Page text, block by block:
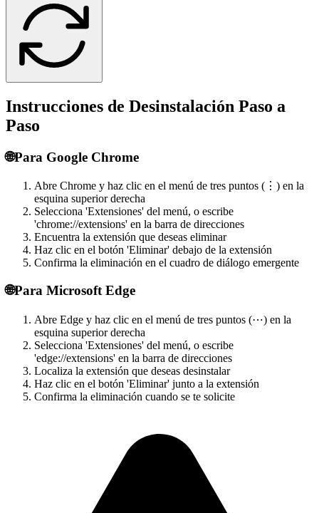
Instrucciones de Desinstalación Paso a
Paso
🌐Para Google Chrome
Abre Chrome y haz clic en el menú de tres puntos (⋮) en la
esquina superior derecha
Selecciona 'Extensiones' del menú, o escribe
'chrome://extensions' en la barra de direcciones
Encuentra la extensión que deseas eliminar
Haz clic en el botón 'Eliminar' debajo de la extensión
Confirma la eliminación en el cuadro de diálogo emergente
🌐Para Microsoft Edge
Abre Edge y haz clic en el menú de tres puntos (⋯) en la
esquina superior derecha
Selecciona 'Extensiones' del menú, o escribe
'edge://extensions' en la barra de direcciones
Localiza la extensión que deseas desinstalar
Haz clic en el botón 'Eliminar' junto a la extensión
Confirma la eliminación cuando se te solicite